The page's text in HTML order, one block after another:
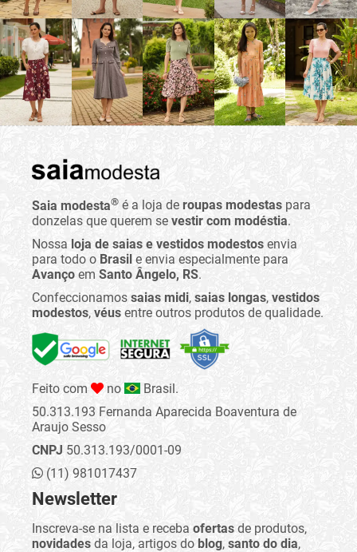
Saia modesta® é a loja de roupas modestas para
donzelas que querem se vestir com modéstia.
Nossa loja de saias e vestidos modestos envia
para todo o Brasil e envia especialmente para
Avanço em Santo Ângelo, RS.
Confeccionamos saias midi, saias longas, vestidos
modestos, véus entre outros produtos de qualidade.
Feito com no
Brasil.
50.313.193 Fernanda Aparecida Boaventura de
Araujo Sesso
CNPJ 50.313.193/0001-09
(11) 981017437
Newsletter
Inscreva-se na lista e receba ofertas de produtos,
novidades da loja, artigos do blog, santo do dia,